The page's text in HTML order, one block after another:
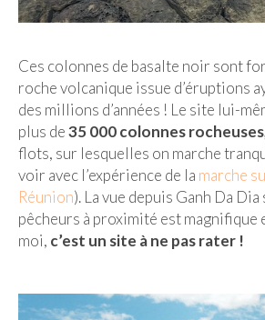
Ces colonnes de basalte noir sont
roche volcanique issue d’éruptions
des millions d’années ! Le site lui-
plus de35 000 colonnes
flots, sur lesquelles on marche
voir avec l’expérience de la marche
Réunion). La vue depuis Ganh Da Dia
pêcheurs à proximité est magnifique
moi, c’est un site à ne pas rater !